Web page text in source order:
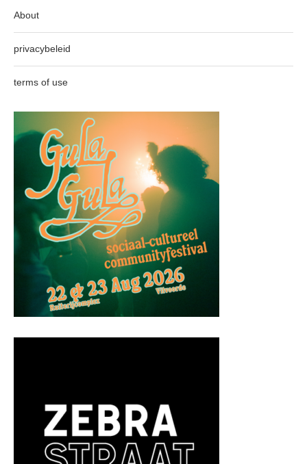
About
privacybeleid
terms of use